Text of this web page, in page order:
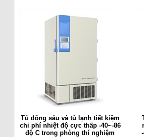
Tủ đông sâu và tủ lạnh tiết kiệm
chi phí nhiệt độ cực thấp -40~-86
độ C trong phòng thí nghiệm